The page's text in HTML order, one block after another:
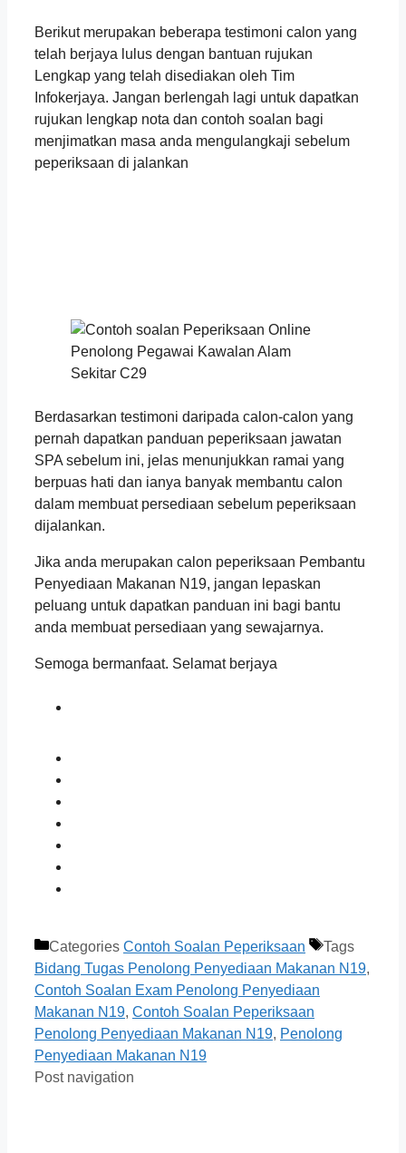
Berikut merupakan beberapa testimoni calon yang
telah berjaya lulus dengan bantuan rujukan
Lengkap yang telah disediakan oleh Tim
Infokerjaya. Jangan berlengah lagi untuk dapatkan
rujukan lengkap nota dan contoh soalan bagi
menjimatkan masa anda mengulangkaji sebelum
peperiksaan di jalankan
Berdasarkan testimoni daripada calon-calon yang
pernah dapatkan panduan peperiksaan jawatan
SPA sebelum ini, jelas menunjukkan ramai yang
berpuas hati dan ianya banyak membantu calon
dalam membuat persediaan sebelum peperiksaan
dijalankan.
Jika anda merupakan calon peperiksaan Pembantu
Penyediaan Makanan N19, jangan lepaskan
peluang untuk dapatkan panduan ini bagi bantu
anda membuat persediaan yang sewajarnya.
Semoga bermanfaat. Selamat berjaya
Categories Contoh Soalan Peperiksaan
Tags
Bidang Tugas Penolong Penyediaan Makanan N19,
Contoh Soalan Exam Penolong Penyediaan
Makanan N19, Contoh Soalan Peperiksaan
Penolong Penyediaan Makanan N19, Penolong
Penyediaan Makanan N19
Post navigation